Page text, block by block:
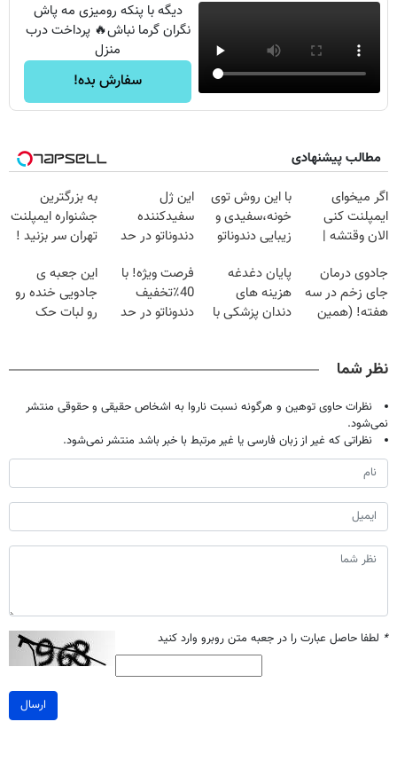
دیگه با پنکه رومیزی مه پاش
نگران گرما نباش🔥 پرداخت درب
منزل
سفارش بده!
مطالب پیشنهادی
اگر میخوای
ایمپلنت کنی
الان وقتشه |
میلیون تومان!!!
با این روش توی
خونه،سفیدی و
زیبایی دندوناتو
(40%off)
این ژل
سفیدکننده
دندوناتو در حد
میکنه
(40%تخفیف)
به بزرگترین
جشنواره ایمپلنت
تهران سر بزنید !
میلیون !
جادوی درمان
جای زخم در سه
هفته! (همین
پایان دغدغه
هزینه های
دندان پزشکی با
فرصت ویژه! با
40٪تخفیف
دندوناتو در حد
این جعبه ی
جادویی خنده رو
رو لبات حک
نظر شما
نظرات حاوی توهین و هرگونه نسبت ناروا به اشخاص حقیقی و حقوقی منتشر
نمی‌شود.
نظراتی که غیر از زبان فارسی یا غیر مرتبط با خبر باشد منتشر نمی‌شود.
* لطفا حاصل عبارت را در جعبه متن روبرو وارد کنید
ارسال